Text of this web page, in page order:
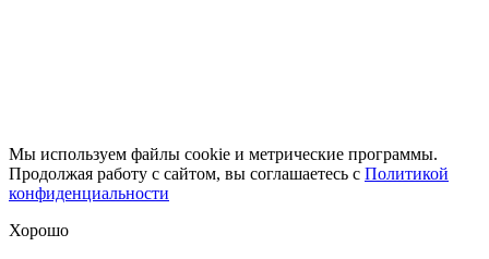
Мы используем файлы cookie и метрические программы.
Продолжая работу с сайтом, вы соглашаетесь с Политикой
конфиденциальности
Хорошо